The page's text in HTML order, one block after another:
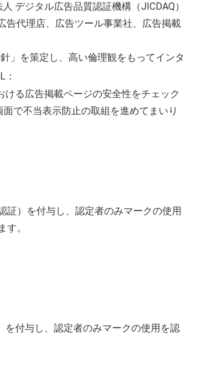
デジタル広告品質認証機構（JICDAQ）
告代理店、広告ツール事業社、広告掲載
」を策定し、高い倫理観をもってインタ
：
る広告掲載ページの安全性をチェック
で不当表示防止の取組を進めてまいり
証）を付与し、認定者のみマークの使用
。
付与し、認定者のみマークの使用を認